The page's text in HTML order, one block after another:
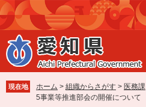
ペ
ー
ジ
の
先
で
す
メ
ニ
ュ
ー
を
ば
し
現在地 ホーム > 組織からさがす > 医務課
5事業等推進部会の開催について